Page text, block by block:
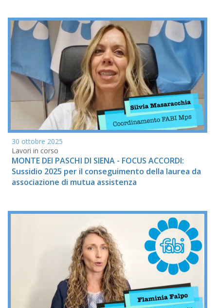
30 ottobre 2025
Lavori in corso
MONTE DEI PASCHI DI SIENA - FOCUS ACCORDI:
Sussidio 2025 per il conseguimento della laurea da
associazione di mutua assistenza